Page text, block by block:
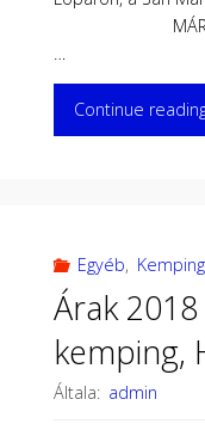
MÁR
…
Continue
Egyéb, Kemping
Árak
kemping,
Általa: admin